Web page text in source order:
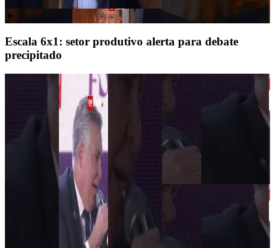
Escala 6x1: setor produtivo alerta para debate
precipitado